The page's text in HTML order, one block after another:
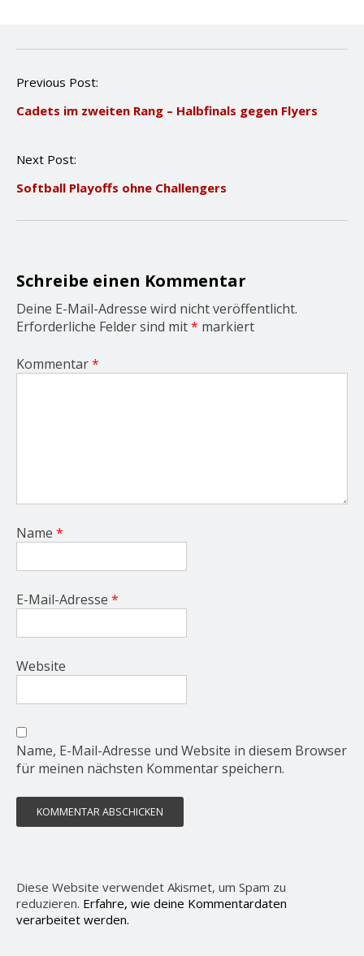
P
s
a
i
o
Previous Post:
Cadets im zweiten Rang – Halbfinals gegen Flyers
Next Post:
Softball Playoffs ohne Challengers
Schreibe einen Kommentar
Deine E-Mail-Adresse wird nicht veröffentlicht.
Erforderliche Felder sind mit* markiert
Kommentar*
Name *
E-Mail-Adresse *
Website
Name, E-Mail-Adresse und Website in diesem Browser
für meinen nächsten Kommentar speichern.
Diese Website verwendet Akismet, um Spam zu
reduzieren. Erfahre, wie deine Kommentardaten
verarbeitet werden.